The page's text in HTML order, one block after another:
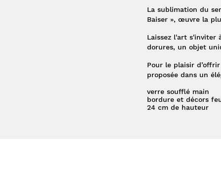
La sublimation du
Baiser», œuvre la
Laissez l'art s'inviter
dorures, un objet
Pour le plaisir
proposée dans un
verre soufflé main
bordure et décors
24 cm de hauteur